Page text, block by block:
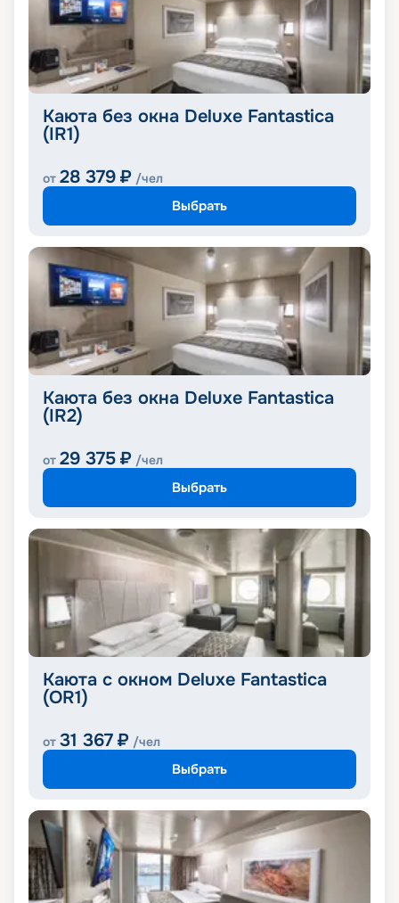
Каюта без окна Deluxe Fantastica
(IR1)
от 28 379 ₽ /чел
Выбрать
Каюта без окна Deluxe Fantastica
(IR2)
от 29 375 ₽ /чел
Выбрать
Каюта с окном Deluxe Fantastica
(OR1)
от 31 367 ₽ /чел
Выбрать